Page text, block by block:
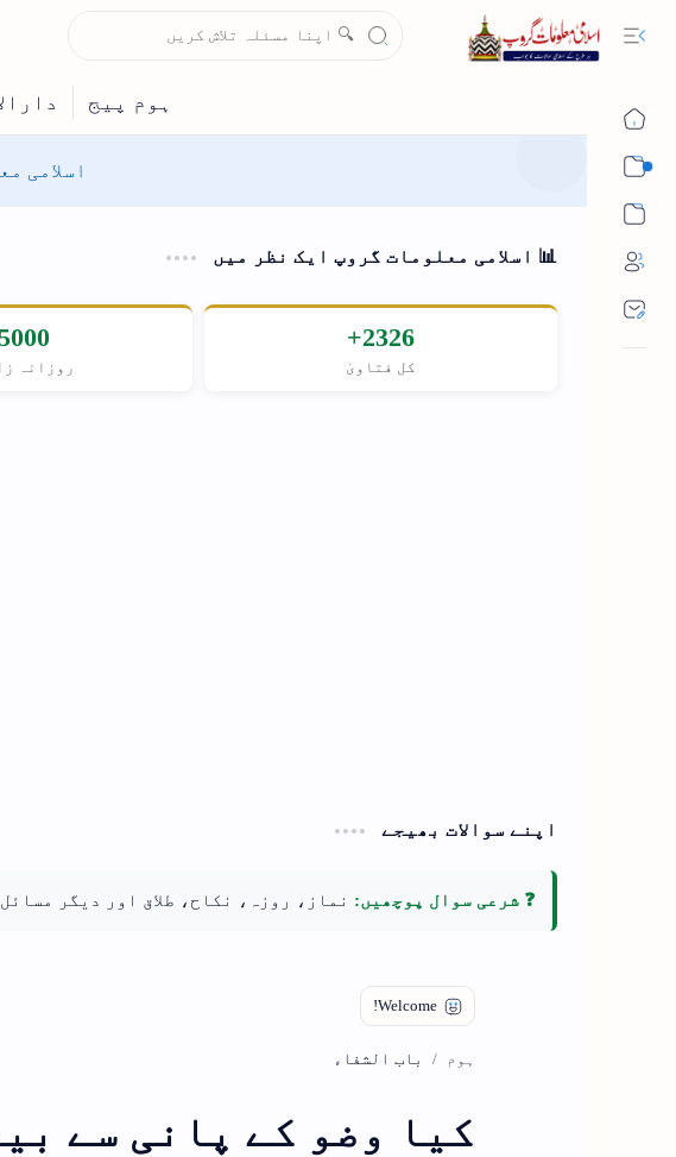
اسلامی
📊 اسلامی معلومات گروپ ایک نظر میں
2326+
کل فتاویٰ روزانہ
اپنے سوالات بھیجے
❓ شرعی سوال پوچھیں: نماز، روزہ، نکاح، طلاق اور دیگر
ہوم باب الشفاء
کیا وضو کے پانی سے